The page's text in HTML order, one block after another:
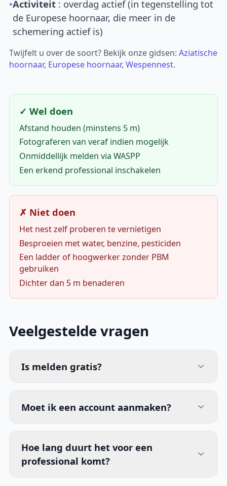
•Activiteit : overdag actief (in tegenstelling tot
de Europese hoornaar, die meer in de
schemering actief is)
Twijfelt u over de soort? Bekijk onze gidsen:Aziatische
hoornaar, Europese hoornaar,Wespennest.
✓ Wel doen
Afstand houden (minstens 5 m)
Fotograferen van veraf indien mogelijk
Onmiddellijk melden via WASPP
Een erkend professional inschakelen
✗ Niet doen
Het nest zelf proberen te vernietigen
Besproeien met water, benzine, pesticiden
Een ladder of hoogwerker zonder PBM
gebruiken
Dichter dan 5 m benaderen
Veelgestelde vragen
Is melden gratis?
Moet ik een account aanmaken?
Hoe lang duurt het voor een
professional komt?